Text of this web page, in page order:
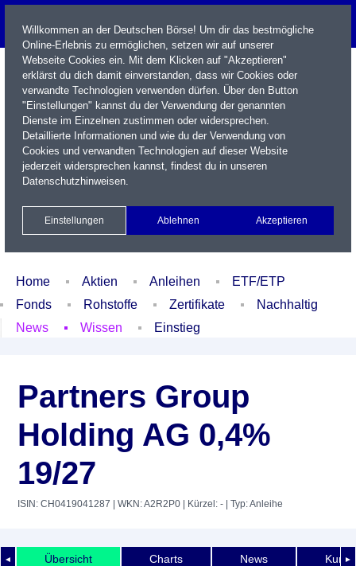
Name / WKN / ISIN / Kürzel
Xetra Realtime
Watchlist Portfolio Login
Home Aktien Anleihen
ETF/ETP
Fonds
Rohstoffe Zertifikate
Nachhaltig
News
Wissen Einstieg
Partners Group
Holding AG 0,4%
19/27
ISIN: CH0419041287 | WKN: A2R2P0 | Kürzel: - | Typ: Anleihe
◄ ►
Übersicht Charts News
Willkommen an der Deutschen Börse! Um dir das bestmögliche
Online-Erlebnis zu ermöglichen, setzen wir auf unserer
Webseite Cookies ein. Mit dem Klicken auf "Akzeptieren"
erklärst du dich damit einverstanden, dass wir Cookies oder
verwandte Technologien verwenden dürfen. Über den Button
"Einstellungen" kannst du der Verwendung der genannten
Dienste im Einzelnen zustimmen oder widersprechen.
Detaillierte Informationen und wie du der Verwendung von
Cookies und verwandten Technologien auf dieser Website
jederzeit widersprechen kannst, findest du in unseren
Datenschutzhinweisen.
Einstellungen Ablehnen Akzeptieren